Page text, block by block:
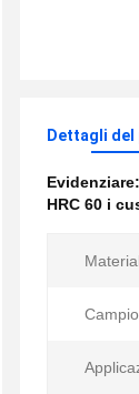
Dettagli
Evidenziare:
HRC 60 i